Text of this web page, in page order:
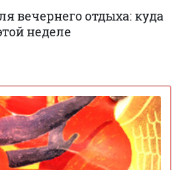
вечернего отдыха: куда
неделе